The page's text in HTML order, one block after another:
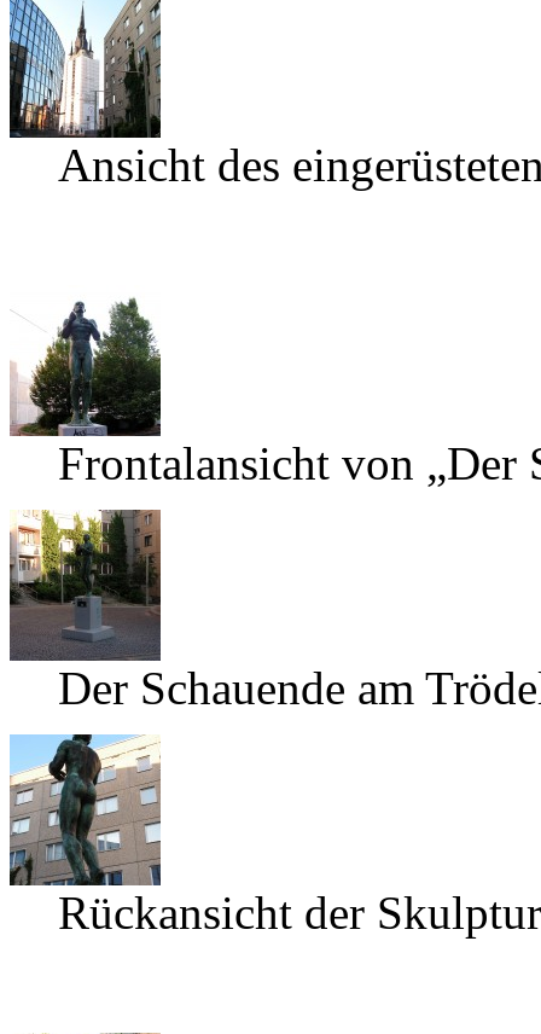
Ansicht des
Frontalansicht von „Der
Der Schauende am
Rückansicht der